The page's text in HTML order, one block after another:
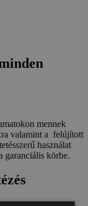
mennek
valamint a felújított
használat
garanciális körbe.